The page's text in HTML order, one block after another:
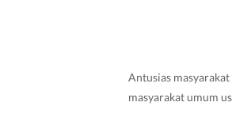
Antusias
masyarakat umum